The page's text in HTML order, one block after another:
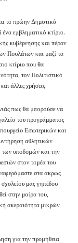
το πρώην Δημοτικό
εμβληματικό κτίριο.
κυβέρνησης και πέραν
Πουλάτων και μαζί τα
κτίριο που θα
τον Πολιτιστικό
άλλες χρήσεις.
πως θα μπορούσε να
του προγράμματος
Εσωτερικών και
αθλητικών
υποδομών και την
στον τομέα του
στα άκρως
μας γηπέδου
στην μοίρα του,
ακεραιότητα μικρών
για την προμήθεια